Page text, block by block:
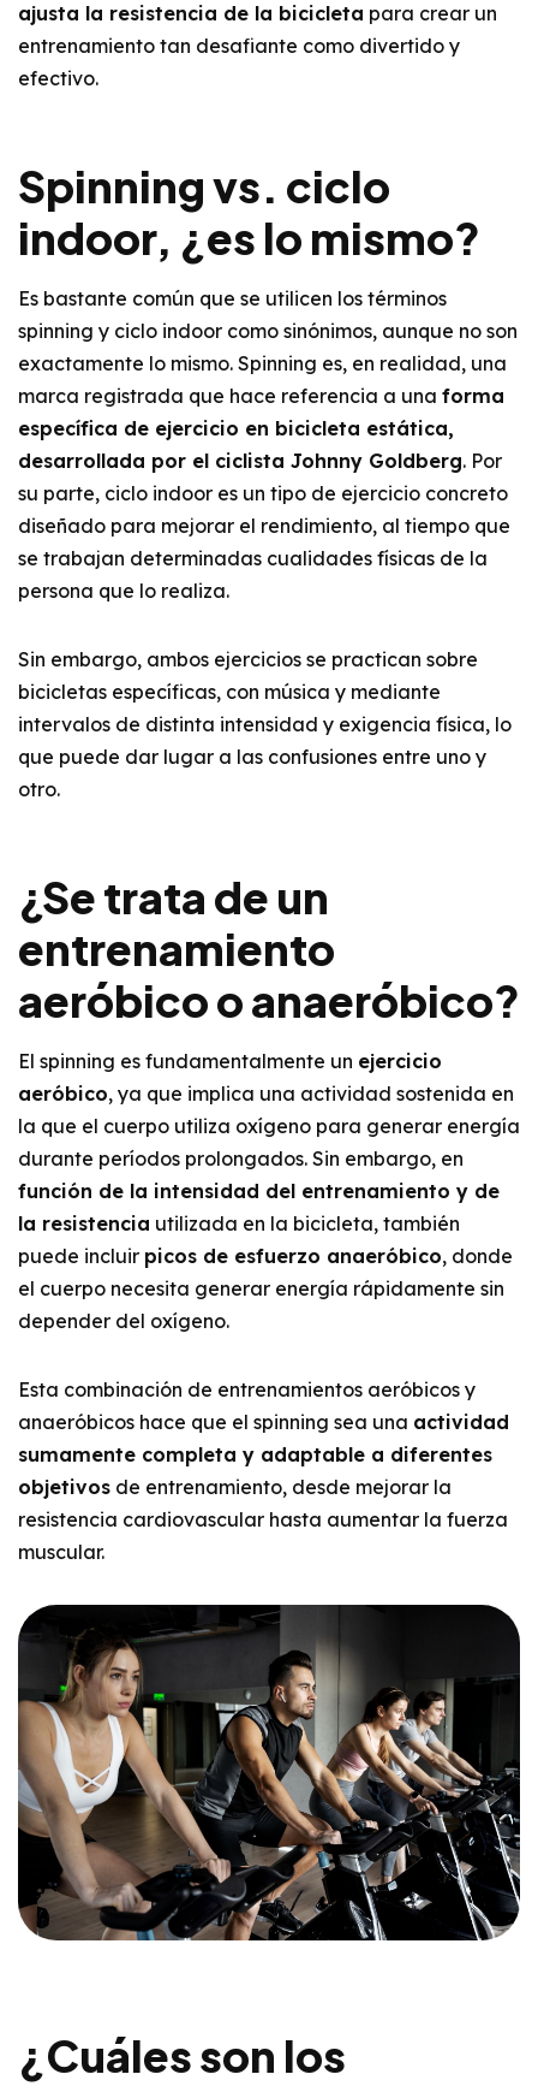
ajusta la resistencia de la bicicleta para crear un
entrenamiento tan desafiante como divertido y
efectivo.
Spinning vs. ciclo
indoor, ¿es lo mismo?
Es bastante común que se utilicen los términos
spinning y ciclo indoor como sinónimos, aunque no son
exactamente lo mismo. Spinning es, en realidad, una
marca registrada que hace referencia a una forma
específica de ejercicio en bicicleta estática,
desarrollada por el ciclista Johnny Goldberg. Por
su parte, ciclo indoor es un tipo de ejercicio concreto
diseñado para mejorar el rendimiento, al tiempo que
se trabajan determinadas cualidades físicas de la
persona que lo realiza.
Sin embargo, ambos ejercicios se practican sobre
bicicletas específicas, con música y mediante
intervalos de distinta intensidad y exigencia física, lo
que puede dar lugar a las confusiones entre uno y
otro.
¿Se trata de un
entrenamiento
aeróbico o anaeróbico?
El spinning es fundamentalmente un ejercicio
aeróbico, ya que implica una actividad sostenida en
la que el cuerpo utiliza oxígeno para generar energía
durante períodos prolongados. Sin embargo, en
función de la intensidad del entrenamiento y de
la resistencia utilizada en la bicicleta, también
puede incluir picos de esfuerzo anaeróbico, donde
el cuerpo necesita generar energía rápidamente sin
depender del oxígeno.
Esta combinación de entrenamientos aeróbicos y
anaeróbicos hace que el spinning sea una actividad
sumamente completa y adaptable a diferentes
objetivos de entrenamiento, desde mejorar la
resistencia cardiovascular hasta aumentar la fuerza
muscular.
¿Cuáles son los